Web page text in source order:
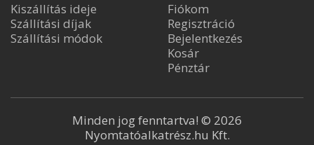
Kiszállítás ideje
Szállítási díjak
Szállítási módok
Fiókom
Regisztráció
Bejelentkezés
Kosár
Pénztár
Minden jog fenntartva! © 2026
Nyomtatóalkatrész.hu Kft.